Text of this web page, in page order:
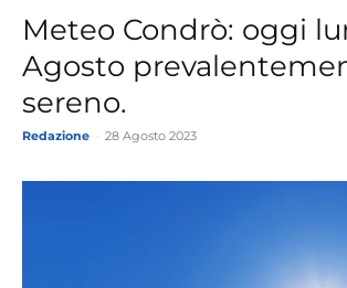
Meteo Condrò: oggi
Agosto
sereno.
Redazione 28 Agosto 2023